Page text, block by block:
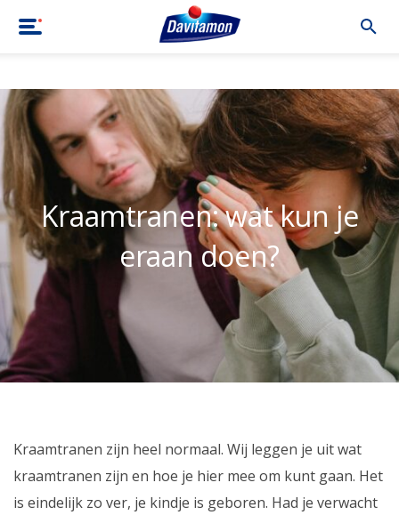
Kraamtranen: wat kun je
eraan doen?
Kraamtranen zijn heel normaal. Wij leggen je uit wat
kraamtranen zijn en hoe je hier mee om kunt gaan. Het
is eindelijk zo ver, je kindje is geboren. Had je verwacht